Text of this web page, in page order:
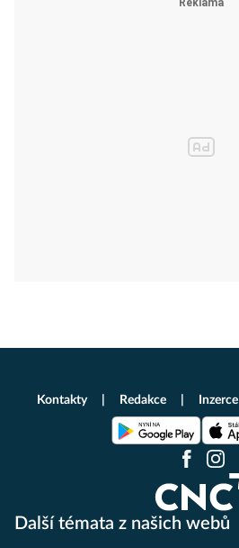
Další témata z našich webů
Kontakty Redakce Inzerce